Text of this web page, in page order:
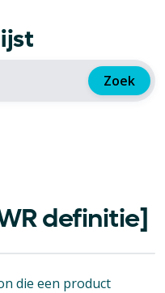
Zoek
definitie]
die een product